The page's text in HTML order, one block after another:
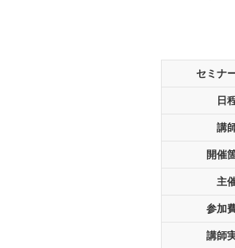
セミナ
日
講
開催
主
参加
講師